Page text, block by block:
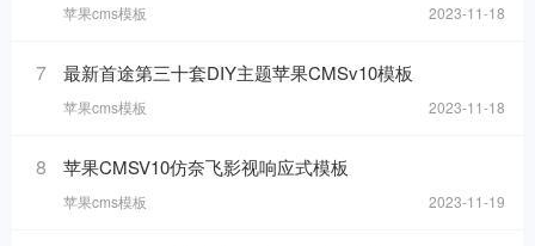
苹果cms模板 2023-11-18
7 最新首途第三十套DIY主题苹果CMSv10模板
苹果cms模板 2023-11-18
8 苹果CMSV10仿奈飞影视响应式模板
苹果cms模板 2023-11-19